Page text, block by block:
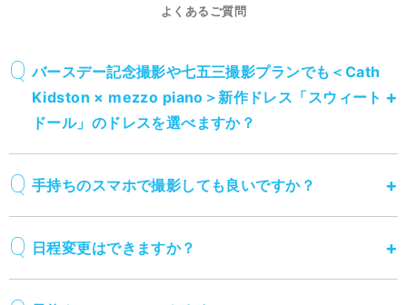
よくあるご質問
バースデー記念撮影や七五三撮影プランでも＜Cath
Kidston × mezzo piano＞新作ドレス「スウィート
ドール」のドレスを選べますか？
手持ちのスマホで撮影しても良いですか？
日程変更はできますか？